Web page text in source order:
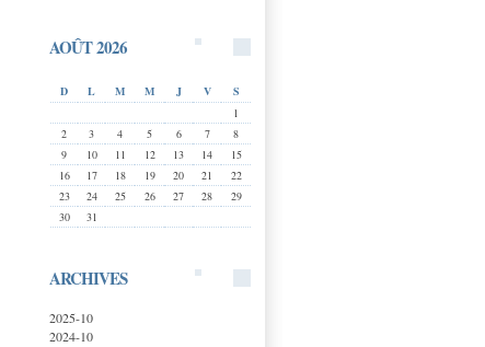
AOÛT 2026
D L M M J V
S
1
2
3 4 5 6 7
8
9
10 11 12 13 14
15
16
17 18 19 20 21
22
23
24 25 26 27 28
29
30
31
ARCHIVES
2025-10
2024-10